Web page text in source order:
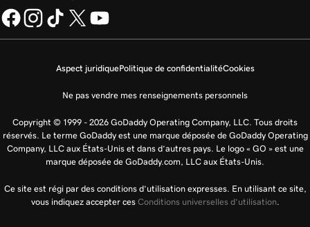
Aspect juridiquePolitique de confidentialitéCookies
Ne pas vendre mes renseignements personnels
Copyright © 1999 - 2026 GoDaddy Operating Company, LLC. Tous droits
réservés. Le terme GoDaddy est une marque déposée de GoDaddy Operating
Company, LLC aux États-Unis et dans d’autres pays. Le logo « GO » est une
marque déposée de GoDaddy.com, LLC aux États-Unis.
Ce site est régi par des conditions d’utilisation expresses. En utilisant ce site,
vous indiquez accepter ces Conditions universelles d’utilisation.